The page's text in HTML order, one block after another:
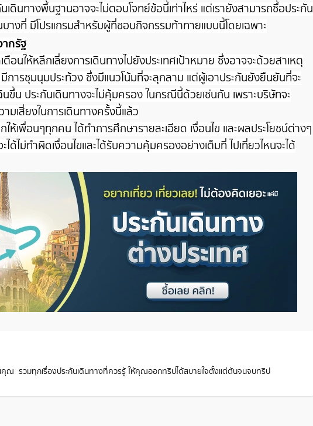
เดินทางพื้นฐานอาจจะไม่ตอบโจทย์ข้อนี้เท่าไหร่ แต่เรายังสามารถซื้อประกัน
างที่ มีโปรแกรมสำหรับผู้ที่ชอบกิจกรรมท้าทายแบบนี้โดยเฉพาะ
กรัฐ
นให้หลีกเลี่ยงการเดินทางไปยังประเทศเป้าหมาย ซึ่งอาจจะด้วยสาเหตุ
ารชุมนุมประท้วง ซึ่งมีแนวโน้มที่จะลุกลาม แต่ผู้เอาประกันยังยืนยันที่จะ
นขึ้น ประกันเดินทางจะไม่คุ้มครอง ในกรณีนี้ด้วยเช่นกัน เพราะบริษัทจะ
มเสี่ยงในการเดินทางครั้งนี้แล้ว
ห้เพื่อนๆทุกคน ได้ทำการศึกษารายละเอียด เงื่อนไข และผลประโยชน์ต่างๆ
ด้ไม่ทำผิดเงื่อนไขและได้รับความคุ้มครองอย่างเต็มที่ ไปเที่ยวไหนจะได้
คุณ รวมทุกเรื่องประกันเดินทางที่ควรรู้ ให้คุณออกทริปได้สบายใจตั้งแต่ต้นจนจบทริป